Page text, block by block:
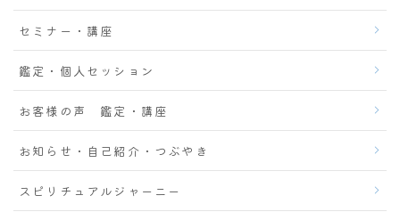
セミナー・講座
鑑定・個人セッション
お客様の声 鑑定・講座
お知らせ・自己紹介・つぶやき
スピリチュアルジャーニー